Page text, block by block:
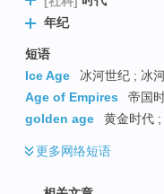
年纪
短语
Ice Age
冰河世纪 ; 冰
Age of Empires
帝国
golden age
黄金时代
更多网络短语